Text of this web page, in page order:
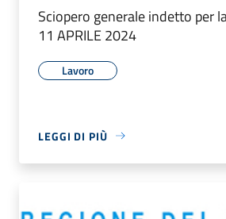
Sciopero generale indetto per
11 APRILE 2024
Lavoro
LEGGI DI PIÙ